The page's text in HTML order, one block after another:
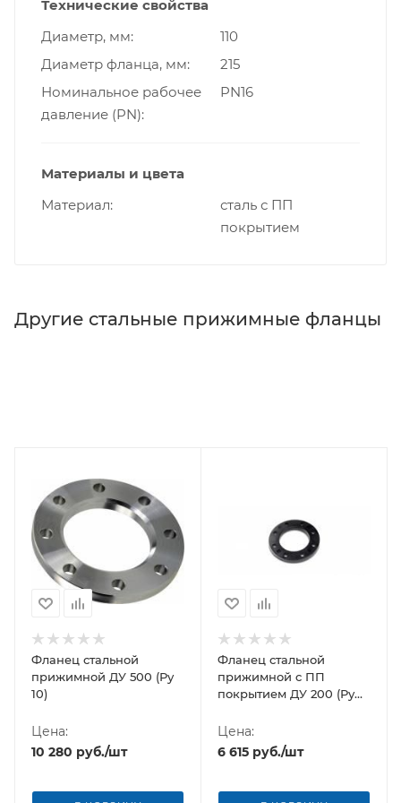
Технические свойства
Диаметр, мм
110
Диаметр фланца, мм
215
Номинальное рабочее
давление (PN)
PN16
Материалы и цвета
Материал
сталь с ПП
покрытием
Другие стальные прижимные фланцы
Фланец стальной
прижимной ДУ 500 (Ру
10)
Цена:
10 280 руб./шт
Фланец стальной
прижимной c ПП
покрытием ДУ 200 (Ру
Цена:
6 615 руб./шт